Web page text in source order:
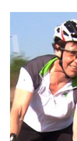
Actualités